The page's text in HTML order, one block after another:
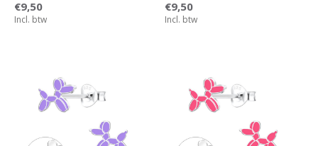
€9,50
Incl. btw
€9,50
Incl. btw